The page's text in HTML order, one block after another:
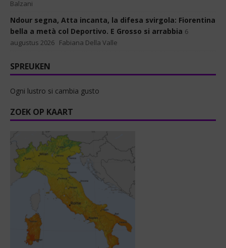
Balzani
Ndour segna, Atta incanta, la difesa svirgola: Fiorentina
bella a metà col Deportivo. E Grosso si arrabbia 6
augustus 2026 Fabiana Della Valle
SPREUKEN
Ogni lustro si cambia gusto
ZOEK OP KAART